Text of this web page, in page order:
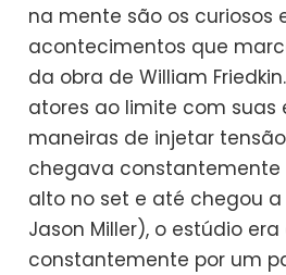
na mente são os curiosos
acontecimentos que
da obra de William
atores ao limite com suas
maneiras de injetar
chegava
alto no set e até chegou
Jason Miller), o estúdio
constantemente por um